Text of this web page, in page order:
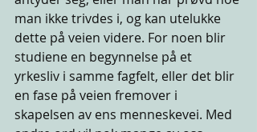
man ikke trivdes i, og kan utelukke
dette på veien videre. For noen blir
studiene en begynnelse på et
yrkesliv i samme fagfelt, eller det blir
en fase på veien fremover i
skapelsen av ens menneskevei. Med